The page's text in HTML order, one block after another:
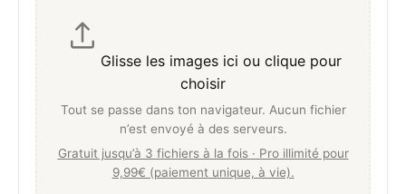
Glisse les images ici ou clique pour
choisir
Tout se passe dans ton navigateur. Aucun fichier
n’est envoyé à des serveurs.
Gratuit jusqu’à 3 fichiers à la fois · Pro illimité pour
9,99€ (paiement unique, à vie).